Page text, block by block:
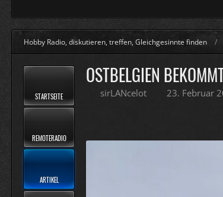
Hobby Radio, diskutieren, treffen, Gleichgesinnte finden
STARTSEITE
REMOTERADIO
ARTIKEL
OSTBELGIEN
sirLANcelot 23. Februar